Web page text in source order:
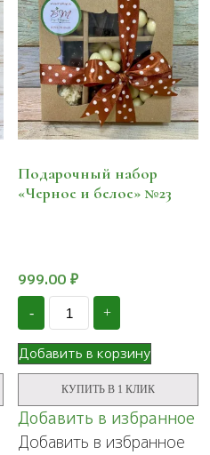
Подарочный набор
«Черное и белое» №23
999.00₽
- Количество
Подарочный
набор
"Черное
и
белое"
№23
+
Добавить в корзину
КУПИТЬ В 1 КЛИК
Добавить в избранное
Добавить в избранное